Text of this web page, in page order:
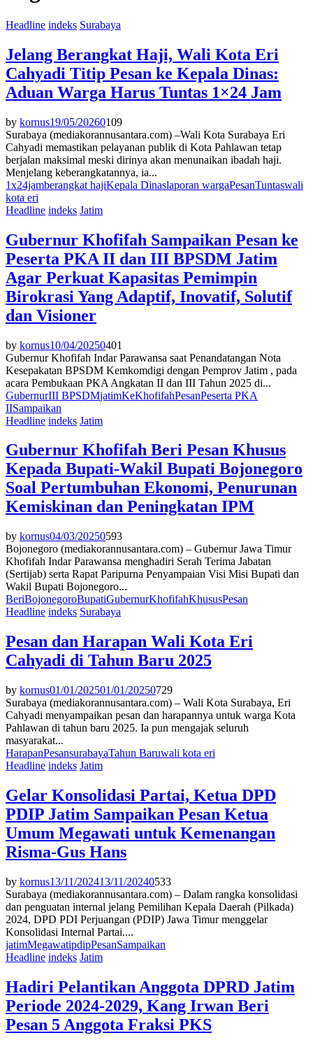
Headline indeks Surabaya
Jelang Berangkat Haji, Wali Kota Eri
Cahyadi Titip Pesan ke Kepala Dinas:
Aduan Warga Harus Tuntas 1×24 Jam
by kornus19/05/20260109
Surabaya (mediakorannusantara.com) –Wali Kota Surabaya Eri
Cahyadi memastikan pelayanan publik di Kota Pahlawan tetap
berjalan maksimal meski dirinya akan menunaikan ibadah haji.
Menjelang keberangkatannya, ia...
1x24jamberangkat hajiKepala Dinaslaporan wargaPesanTuntaswali
kota eri
Headline indeks Jatim
Gubernur Khofifah Sampaikan Pesan ke
Peserta PKA II dan III BPSDM Jatim
Agar Perkuat Kapasitas Pemimpin
Birokrasi Yang Adaptif, Inovatif, Solutif
dan Visioner
by kornus10/04/20250401
Gubernur Khofifah Indar Parawansa saat Penandatangan Nota
Kesepakatan BPSDM Kemkomdigi dengan Pemprov Jatim , pada
acara Pembukaan PKA Angkatan II dan III Tahun 2025 di...
GubernurIII BPSDMjatimKeKhofifahPesanPeserta PKA
IISampaikan
Headline indeks Jatim
Gubernur Khofifah Beri Pesan Khusus
Kepada Bupati-Wakil Bupati Bojonegoro
Soal Pertumbuhan Ekonomi, Penurunan
Kemiskinan dan Peningkatan IPM
by kornus04/03/20250593
Bojonegoro (mediakorannusantara.com) – Gubernur Jawa Timur
Khofifah Indar Parawansa menghadiri Serah Terima Jabatan
(Sertijab) serta Rapat Paripurna Penyampaian Visi Misi Bupati dan
Wakil Bupati Bojonegoro...
BeriBojonegoroBupatiGubernurKhofifahKhususPesan
Headline indeks Surabaya
Pesan dan Harapan Wali Kota Eri
Cahyadi di Tahun Baru 2025
by kornus01/01/202501/01/20250729
Surabaya (mediakorannusantara.com) – Wali Kota Surabaya, Eri
Cahyadi menyampaikan pesan dan harapannya untuk warga Kota
Pahlawan di tahun baru 2025. Ia pun mengajak seluruh
masyarakat...
HarapanPesansurabayaTahun Baruwali kota eri
Headline indeks Jatim
Gelar Konsolidasi Partai, Ketua DPD
PDIP Jatim Sampaikan Pesan Ketua
Umum Megawati untuk Kemenangan
Risma-Gus Hans
by kornus13/11/202413/11/20240533
Surabaya (mediakorannusantara.com) – Dalam rangka konsolidasi
dan penguatan internal jelang Pemilihan Kepala Daerah (Pilkada)
2024, DPD PDI Perjuangan (PDIP) Jawa Timur menggelar
Konsolidasi Internal Partai....
jatimMegawatipdipPesanSampaikan
Headline indeks Jatim
Hadiri Pelantikan Anggota DPRD Jatim
Periode 2024-2029, Kang Irwan Beri
Pesan 5 Anggota Fraksi PKS